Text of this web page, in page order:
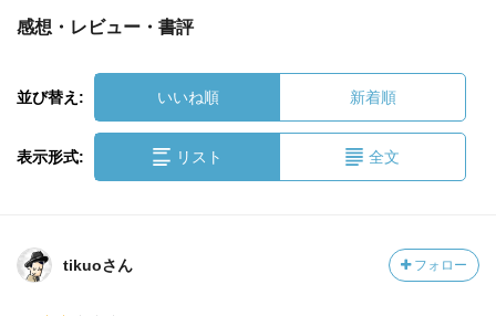
感想・レビュー・書評
並び替え: いいね順 新着順
表示形式: リスト 全文
tikuoさん フォロー